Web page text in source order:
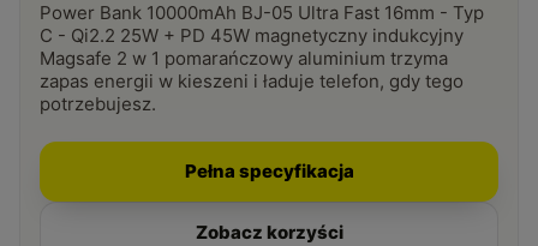
Power Bank 10000mAh BJ-05 Ultra Fast 16mm - Typ
C - Qi2.2 25W + PD 45W magnetyczny indukcyjny
Magsafe 2 w 1 pomarańczowy aluminium trzyma
zapas energii w kieszeni i ładuje telefon, gdy tego
potrzebujesz.
Pełna specyfikacja
Zobacz korzyści